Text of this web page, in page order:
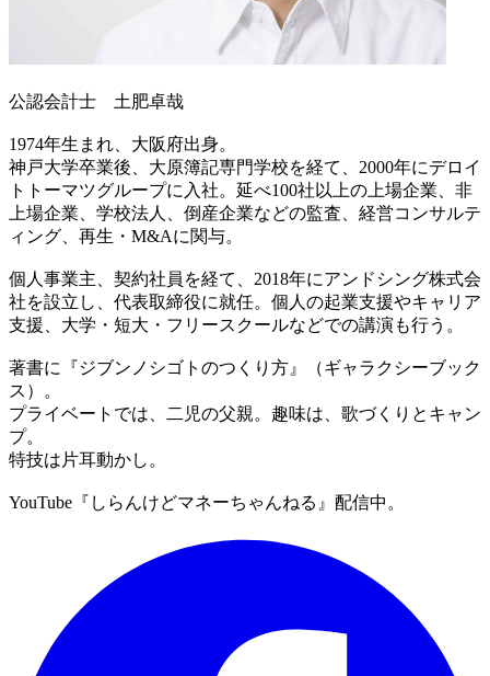
公認会計士 土肥卓哉
1974年生まれ、大阪府出身。
神戸大学卒業後、大原簿記専門学校を経て、2000年にデロイ
トトーマツグループに入社。延べ100社以上の上場企業、非
上場企業、学校法人、倒産企業などの監査、経営コンサルテ
ィング、再生・M&Aに関与。
個人事業主、契約社員を経て、2018年にアンドシング株式会
社を設立し、代表取締役に就任。個人の起業支援やキャリア
支援、大学・短大・フリースクールなどでの講演も行う。
著書に『ジブンノシゴトのつくり方』（ギャラクシーブック
ス）。
プライベートでは、二児の父親。趣味は、歌づくりとキャン
プ。
特技は片耳動かし。
YouTube『しらんけどマネーちゃんねる』配信中。